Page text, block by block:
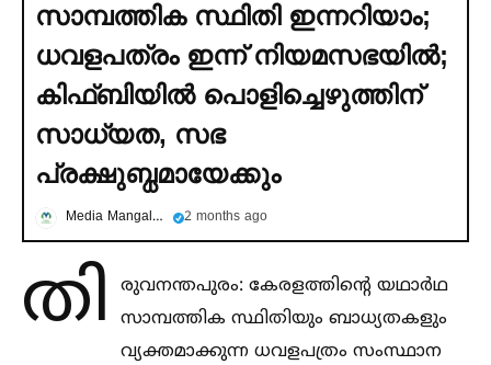
സാമ്പത്തിക സ്ഥിതി ഇന്നറിയാം;
ധവളപത്രം ഇന്ന് നിയമസഭയില്‍;
കിഫ്ബിയില്‍ പൊളിച്ചെഴുത്തിന്
സാധ്യത, സഭ
പ്രക്ഷുബ്ധമായേക്കും
Media Mangalam 2 months ago
തി
രുവനന്തപുരം: കേരളത്തിന്റെ യഥാർഥ
സാമ്പത്തിക സ്ഥിതിയും ബാധ്യതകളും
വ്യക്തമാക്കുന്ന ധവളപത്രം സംസ്ഥാന